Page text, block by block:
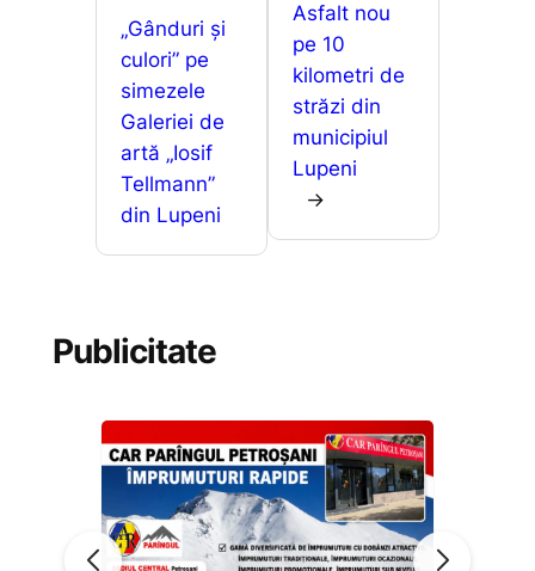
o
k
p
er
z
ă
„Gânduri şi
culori” pe
simezele
Galeriei de
artă „Iosif
Tellmann”
din Lupeni
Asfalt nou
pe 10
kilometri de
străzi din
municipiul
Lupeni
→
Publicitate